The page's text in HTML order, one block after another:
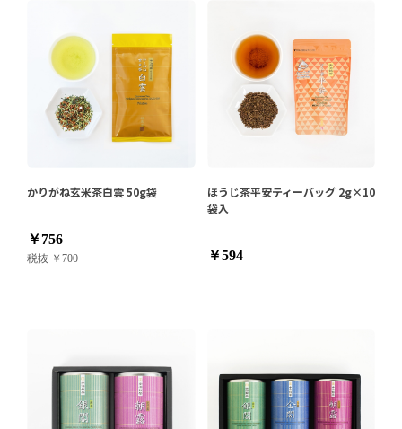
かりがね玄米茶白雲 50g袋
￥756
税抜 ￥700
ほうじ茶平安ティーバッグ 2g×10
袋入
￥594